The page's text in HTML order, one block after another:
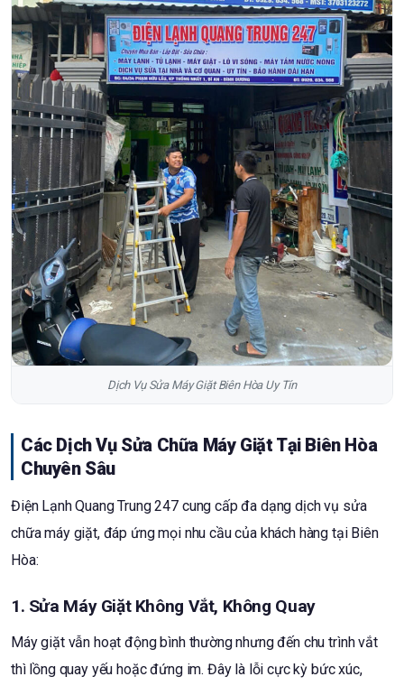
Dịch Vụ Sửa Máy Giặt Biên Hòa Uy Tín
Các Dịch Vụ Sửa Chữa Máy Giặt Tại Biên Hòa
Chuyên Sâu
Điện Lạnh Quang Trung 247 cung cấp đa dạng dịch vụ sửa
chữa máy giặt, đáp ứng mọi nhu cầu của khách hàng tại Biên
Hòa:
1. Sửa Máy Giặt Không Vắt, Không Quay
Máy giặt vẫn hoạt động bình thường nhưng đến chu trình vắt
thì lồng quay yếu hoặc đứng im. Đây là lỗi cực kỳ bức xúc,